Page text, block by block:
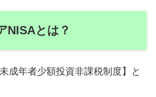
NISAとは？
成年者少額投資非課税制度】と